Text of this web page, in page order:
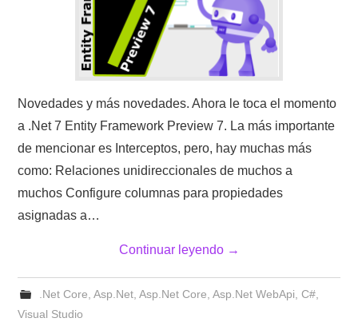
Novedades y más novedades. Ahora le toca el momento
a .Net 7 Entity Framework Preview 7. La más importante
de mencionar es Interceptos, pero, hay muchas más
como: Relaciones unidireccionales de muchos a
muchos Configure columnas para propiedades
asignadas a…
Continuar leyendo →
.Net Core, Asp.Net, Asp.Net Core, Asp.Net WebApi, C#,
Visual Studio